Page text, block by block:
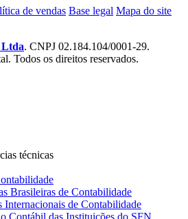
de vendas Base legal Mapa do site
. CNPJ 02.184.104/0001-29.
Todos os direitos reservados.
técnicas
Brasileiras de Contabilidade
de Contabilidade
Contábil das Instituições do SFN